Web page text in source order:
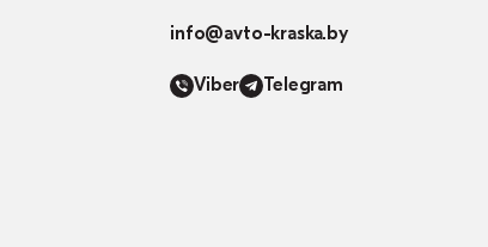
info@avto-kraska.by
Viber Telegram